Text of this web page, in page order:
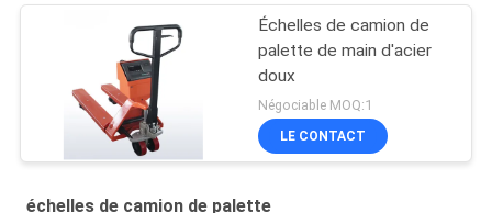
Échelles de camion de
palette de main d'acier
doux
Négociable MOQ:1
LE CONTACT
échelles de camion de palette